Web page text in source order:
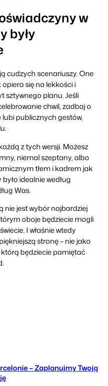
w
były
cudzych scenariuszy. One
opiera się na lekkości i
sztywnego planu. Jeśli
chwil, zadbaj o
publicznych gestów,
z tych wersji. Możesz
niemal szeptany, albo
tłem i kadrem jak
idealnie według
Was.
nie jest wybór najbardziej
oboje będziecie mogli
I właśnie wtedy
stronę – nie jako
którą będziecie pamiętać
– Zaplanujmy Twoją